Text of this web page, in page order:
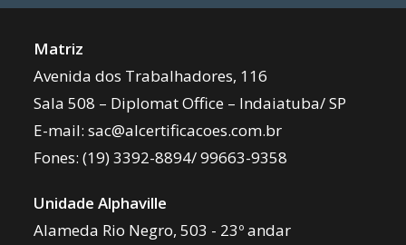
Matriz
Avenida dos Trabalhadores, 116
Sala 508 – Diplomat Office – Indaiatuba/ SP
E-mail:sac@alcertificacoes.com.br
Fones:(19) 3392-8894/99663-9358
Unidade Alphaville
Alameda Rio Negro, 503 - 23º andar